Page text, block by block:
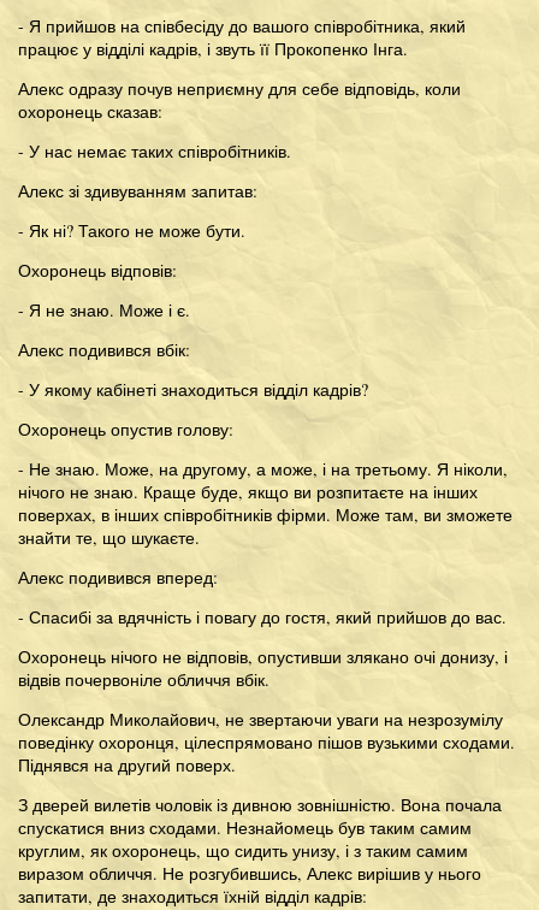
- Я прийшов на співбесіду до вашого співробітника, який
працює у відділі кадрів, і звуть її Прокопенко Інга.
Алекс одразу почув неприємну для себе відповідь, коли
охоронець сказав:
- У нас немає таких співробітників.
Алекс зі здивуванням запитав:
- Як ні? Такого не може бути.
Охоронець відповів:
- Я не знаю. Може і є.
Алекс подивився вбік:
- У якому кабінеті знаходиться відділ кадрів?
Охоронець опустив голову:
- Не знаю. Може, на другому, а може, і на третьому. Я ніколи,
нічого не знаю. Краще буде, якщо ви розпитаєте на інших
поверхах, в інших співробітників фірми. Може там, ви зможете
знайти те, що шукаєте.
Алекс подивився вперед:
- Спасибі за вдячність і повагу до гостя, який прийшов до вас.
Охоронець нічого не відповів, опустивши злякано очі донизу, і
відвів почервоніле обличчя вбік.
Олександр Миколайович, не звертаючи уваги на незрозумілу
поведінку охоронця, цілеспрямовано пішов вузькими сходами.
Піднявся на другий поверх.
З дверей вилетів чоловік із дивною зовнішністю. Вона почала
спускатися вниз сходами. Незнайомець був таким самим
круглим, як охоронець, що сидить унизу, і з таким самим
виразом обличчя. Не розгубившись, Алекс вирішив у нього
запитати, де знаходиться їхній відділ кадрів: